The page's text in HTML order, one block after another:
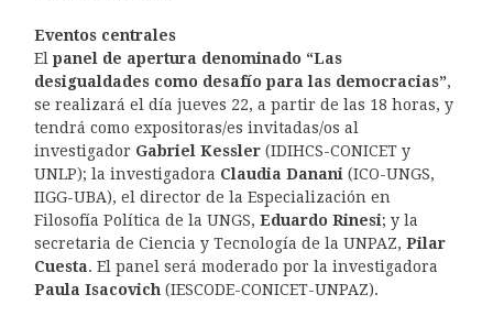
Eventos centrales
El panel de apertura denominado “Las
desigualdades como desafío para las democracias”,
se realizará el día jueves 22, a partir de las 18 horas, y
tendrá como expositoras/es invitadas/os al
investigador Gabriel Kessler (IDIHCS-CONICET y
UNLP); la investigadora Claudia Danani (ICO-UNGS,
IIGG-UBA), el director de la Especialización en
Filosofía Política de la UNGS, Eduardo Rinesi; y la
secretaria de Ciencia y Tecnología de la UNPAZ, Pilar
Cuesta. El panel será moderado por la investigadora
Paula Isacovich (IESCODE-CONICET-UNPAZ).